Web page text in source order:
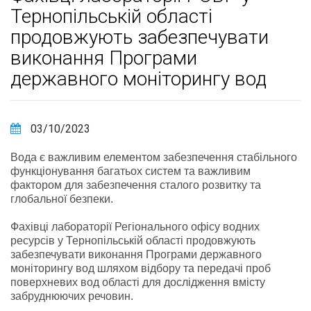
Тернопільській області
продовжують забезпечувати
виконання Програми
державного моніторингу вод
03/10/2023
Вода є важливим елементом забезпечення стабільного
функціонування багатьох систем та важливим
фактором для забезпечення сталого розвитку та
глобальної безпеки.
Фахівці лабораторії Регіонального офісу водних
ресурсів у Тернопільській області продовжують
забезпечувати виконання Програми державного
моніторингу вод шляхом відбору та передачі проб
поверхневих вод області для дослідження вмісту
забруднюючих речовин.